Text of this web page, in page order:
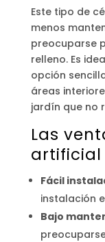
Este tipo de
menos
preocuparse
relleno. Es
opción
áreas
jardín que no
Las
artificial
Fácil
instalación
Bajo